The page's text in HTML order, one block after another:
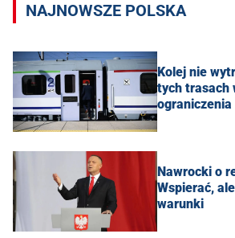
NAJNOWSZE POLSKA
Kolej nie
tych trasach
ograniczenia
Nawrocki o
Wspierać,
warunki